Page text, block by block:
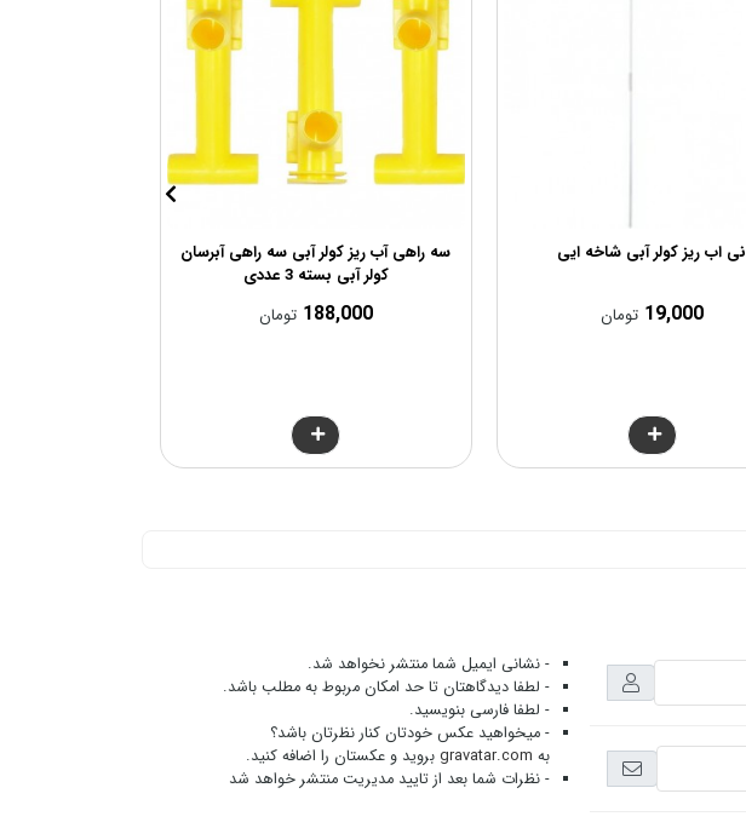
نی اب ریز کولر آبی شاخه ایی
19,000 تومان
سه راهی آب ریز کولر آبی سه راهی آبرسان
کولر آبی بسته 3 عددی
188,000 تومان
- نشانی ایمیل شما منتشر نخواهد شد.
- لطفا دیدگاهتان تا حد امکان مربوط به مطلب باشد.
- لطفا فارسی بنویسید.
- میخواهید عکس خودتان کنار نظرتان باشد؟
به gravatar.com بروید و عکستان را اضافه کنید.
- نظرات شما بعد از تایید مدیریت منتشر خواهد شد